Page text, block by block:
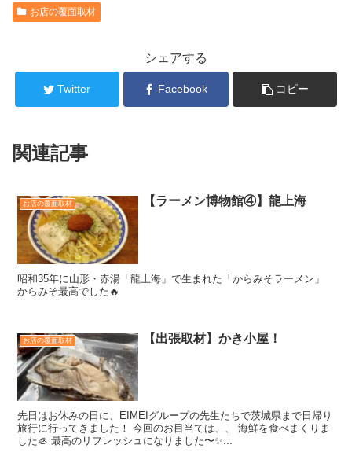
お店の覆面取材
シェアする
Twitter Facebook コピー
関連記事
お店の覆面取材 【ラーメン博物館④】龍上海
昭和35年に山形・赤湯「龍上海」で生まれた「からみそラーメン」
からみそ最高でした🔥
お店の覆面取材 【出張取材】かき小屋！
先日はお休みの日に、EIMEIグループの先生たちで茨城県まで日帰り
旅行に行ってきました！ 今回のお目当ては、、 海鮮を食べまくりま
した🦪 最高のリフレッシュになりました〜✨...